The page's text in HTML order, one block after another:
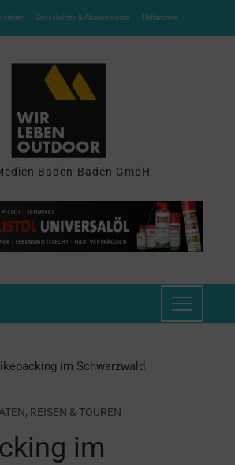
Zeitschriften & Abonnements Heftarchive
Baden-Baden GmbH
im Schwarzwald
, REISEN & TOUREN
im